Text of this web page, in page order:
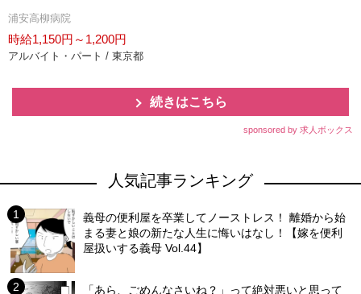
浦安高柳病院
時給1,150円～1,200円
アルバイト・パート / 東京都
続きはこちら
sponsored by 求人ボックス
人気記事ランキング
義母の便利屋を卒業してノーストレス！ 離婚から始
まる妻と娘の新たな人生に悔いはなし！【嫁を便利
屋扱いする義母 Vol.44】
「あら、ごめんなさいね？」って絶対悪いと思って